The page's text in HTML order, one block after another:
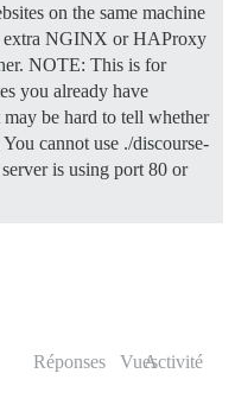
on the same machine
extra NGINX or HAProxy
NOTE: This is for
you already have
be hard to tell whether
cannot use ./discourse-
is using port 80 or
Réponses VuesActivité